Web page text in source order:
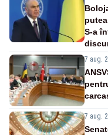
S-a
7 aug.
7 aug.